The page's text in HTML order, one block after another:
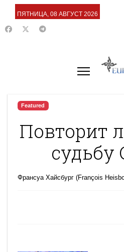
ПЯТНИЦА, 08 АВГУСТ 2026
Featured
Повторит
судьбу
Франсуа Хайсбург (François